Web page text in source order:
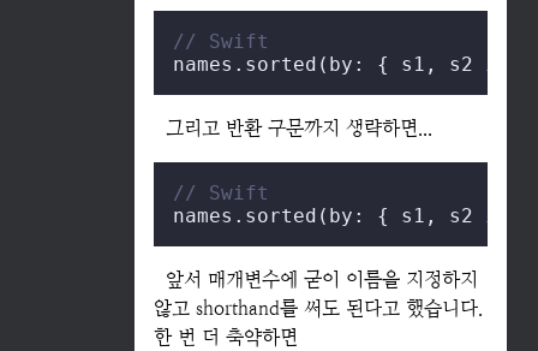
// Swift
names.sorted(by: { s1, s2 in
그리고 반환 구문까지 생략하면...
// Swift
names.sorted(by: { s1, s2 in
앞서 매개변수에 굳이 이름을 지정하지
않고 shorthand를 써도 된다고 했습니다.
한 번 더 축약하면